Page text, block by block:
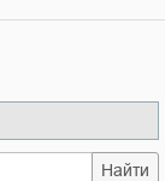
Найти